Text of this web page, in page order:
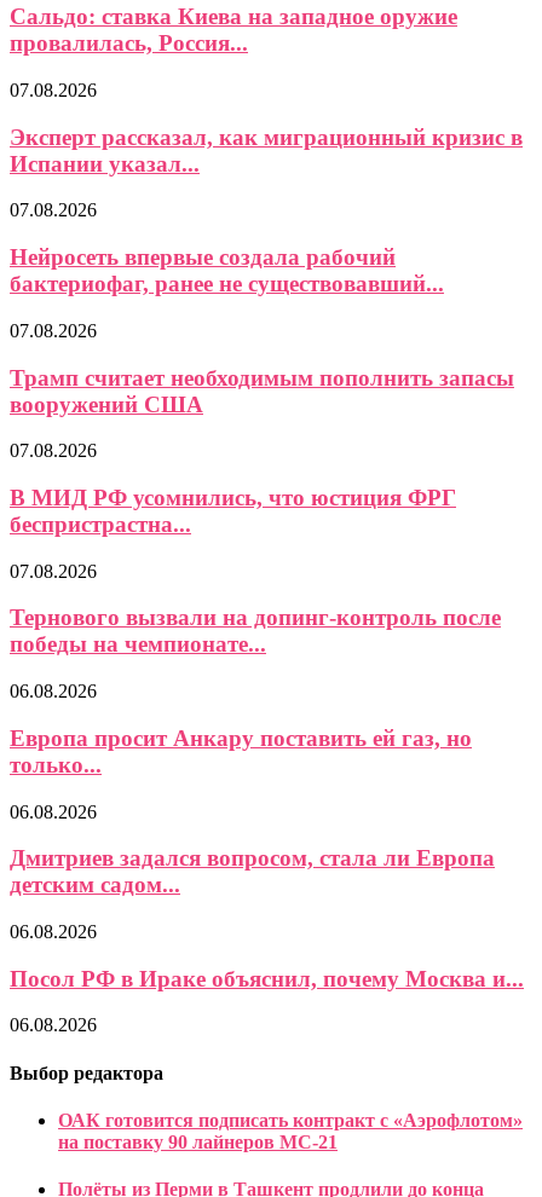
Сальдо: ставка Киева на западное оружие
провалилась, Россия...
07.08.2026
Эксперт рассказал, как миграционный кризис в
Испании указал...
07.08.2026
Нейросеть впервые создала рабочий
бактериофаг, ранее не существовавший...
07.08.2026
Трамп считает необходимым пополнить запасы
вооружений США
07.08.2026
В МИД РФ усомнились, что юстиция ФРГ
беспристрастна...
07.08.2026
Тернового вызвали на допинг-контроль после
победы на чемпионате...
06.08.2026
Европа просит Анкару поставить ей газ, но
только...
06.08.2026
Дмитриев задался вопросом, стала ли Европа
детским садом...
06.08.2026
Посол РФ в Ираке объяснил, почему Москва и...
06.08.2026
Выбор редактора
ОАК готовится подписать контракт с «Аэрофлотом»
на поставку 90 лайнеров МС-21
Полёты из Перми в Ташкент продлили до конца